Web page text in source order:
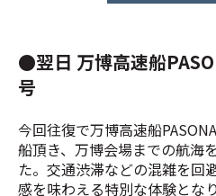
●翌日 万博高速船
号
今回往復で万博高速船
船頂き、万博会場までの航海
た。交通渋滞などの混雑を回
感を味わえる特別な体験とな